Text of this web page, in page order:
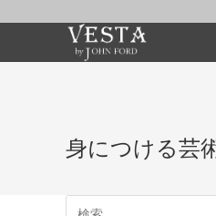
身につける芸